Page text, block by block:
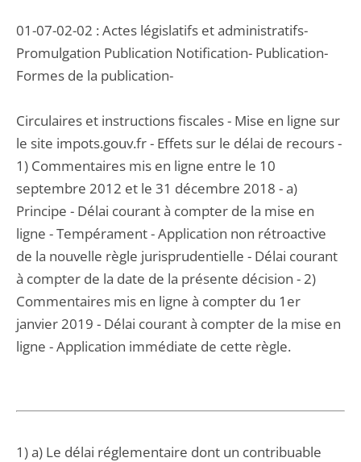
01-07-02-02 : Actes législatifs et administratifs-
Promulgation Publication Notification- Publication-
Formes de la publication-
Circulaires et instructions fiscales - Mise en ligne sur
le site impots.gouv.fr - Effets sur le délai de recours -
1) Commentaires mis en ligne entre le 10
septembre 2012 et le 31 décembre 2018 - a)
Principe - Délai courant à compter de la mise en
ligne - Tempérament - Application non rétroactive
de la nouvelle règle jurisprudentielle - Délai courant
à compter de la date de la présente décision - 2)
Commentaires mis en ligne à compter du 1er
janvier 2019 - Délai courant à compter de la mise en
ligne - Application immédiate de cette règle.
1) a) Le délai réglementaire dont un contribuable